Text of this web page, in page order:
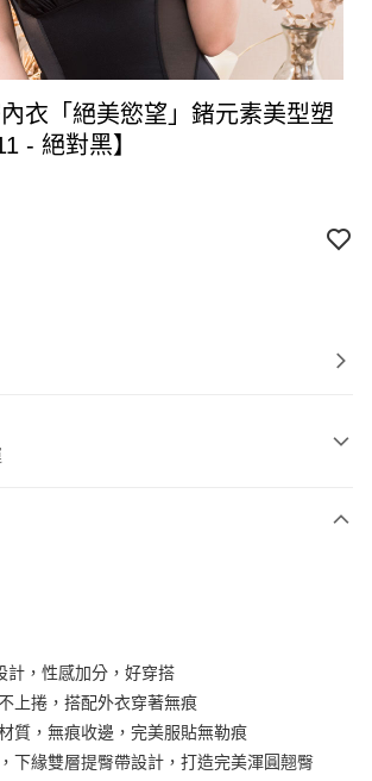
衣「絕美慾望」鍺元素美型塑
- 絕對黑】
，性感加分，好穿搭
上捲，搭配外衣穿著無痕
質，無痕收邊，完美服貼無勒痕
下緣雙層提臀帶設計，打造完美渾圓翹臀